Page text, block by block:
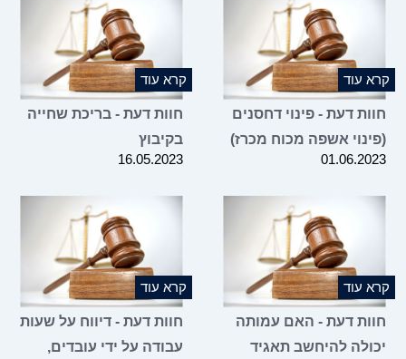
קרא עוד
חוות דעת - פינוי דחסנים
(פינוי אשפה מכוח מכרז)
01.06.2023
קרא עוד
חוות דעת - בריכת שחייה
בקיבוץ
16.05.2023
קרא עוד
חוות דעת - האם עמותה
יכולה להיחשב תאגיד
קרא עוד
חוות דעת - דיווח על שעות
עבודה על ידי עובדים,